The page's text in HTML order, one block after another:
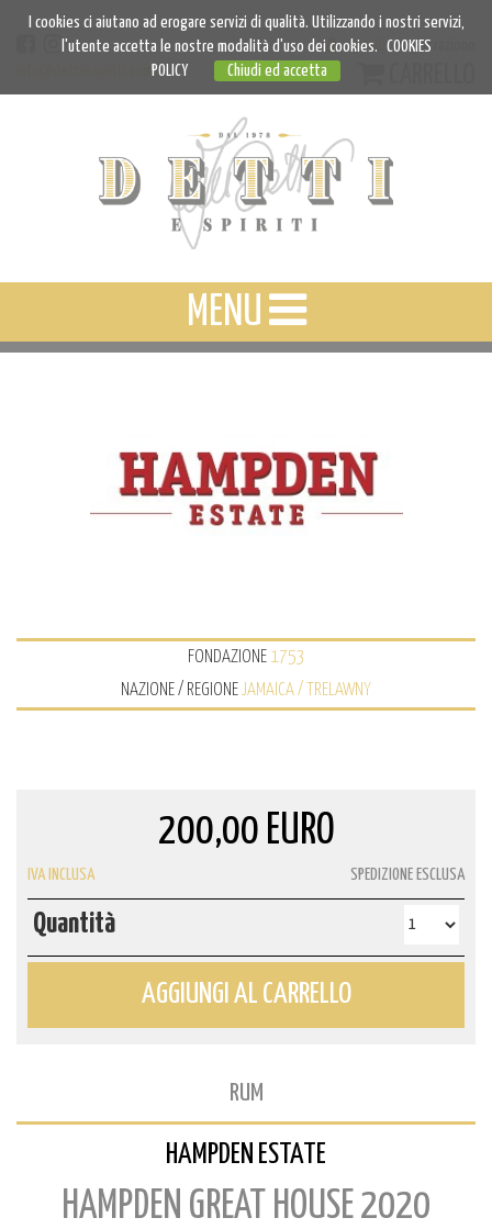
info@dettiespiriti.com
Accedi Registrazione
MENU
FONDAZIONE 1753
NAZIONE / REGIONEJAMAICA / TRELAWNY
200,00 EURO
IVA INCLUSA SPEDIZIONE ESCLUSA
Quantità
AGGIUNGI AL CARRELLO
RUM
HAMPDEN ESTATE
HAMPDEN GREAT HOUSE 2020
I cookies ci aiutano ad erogare servizi di qualità. Utilizzando i nostri servizi,
l'utente accetta le nostre modalità d'uso dei cookies. COOKIES
POLICY
Chiudi ed accetta